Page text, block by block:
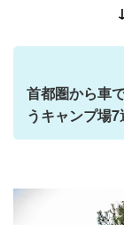
首都圏から車
うキャンプ場7